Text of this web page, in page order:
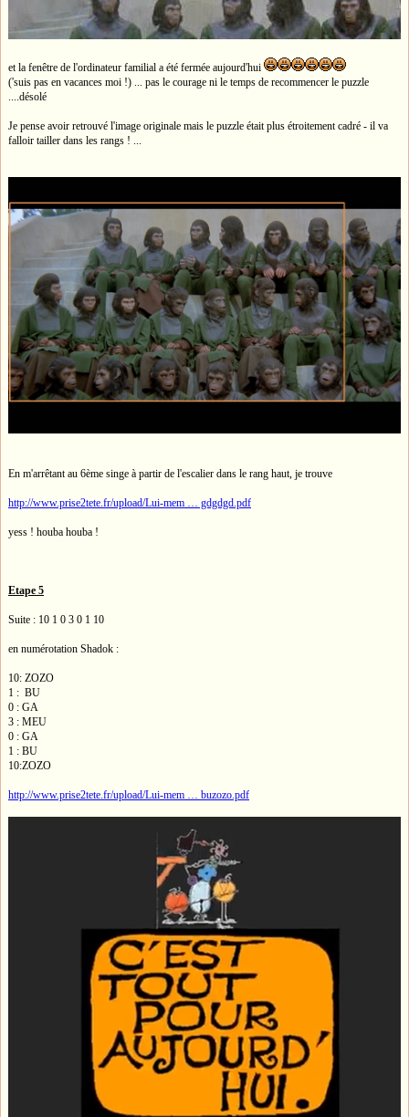
et la fenêtre de l'ordinateur familial a été fermée aujourd'hui
('suis pas en vacances moi !) ... pas le courage ni le temps de recommencer le puzzle
....désolé
Je pense avoir retrouvé l'image originale mais le puzzle était plus étroitement cadré - il va
falloir tailler dans les rangs ! ...
En m'arrêtant au 6ème singe à partir de l'escalier dans le rang haut, je trouve
http://www.prise2tete.fr/upload/Lui-mem … gdgdgd.pdf
yess ! houba houba !
Etape 5
Suite : 10 1 0 3 0 1 10
en numérotation Shadok :
10: ZOZO
1 : BU
0 : GA
3 : MEU
0 : GA
1 : BU
10:ZOZO
http://www.prise2tete.fr/upload/Lui-mem … buzozo.pdf